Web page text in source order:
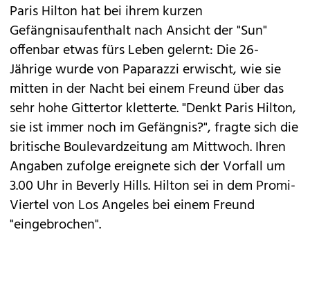
Paris Hilton hat bei ihrem kurzen
Gefängnisaufenthalt nach Ansicht der "Sun"
offenbar etwas fürs Leben gelernt: Die 26-
Jährige wurde von Paparazzi erwischt, wie sie
mitten in der Nacht bei einem Freund über das
sehr hohe Gittertor kletterte. "Denkt Paris Hilton,
sie ist immer noch im Gefängnis?", fragte sich die
britische Boulevardzeitung am Mittwoch. Ihren
Angaben zufolge ereignete sich der Vorfall um
3.00 Uhr in Beverly Hills. Hilton sei in dem Promi-
Viertel von Los Angeles bei einem Freund
"eingebrochen".